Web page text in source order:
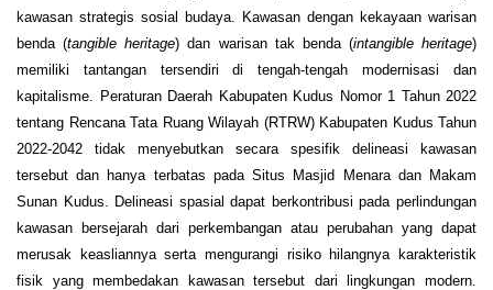
kawasan strategis sosial budaya. Kawasan dengan kekayaan warisan
benda (tangible heritage) dan warisan tak benda (intangible heritage)
memiliki tantangan tersendiri di tengah-tengah modernisasi dan
kapitalisme. Peraturan Daerah Kabupaten Kudus Nomor 1 Tahun 2022
tentang Rencana Tata Ruang Wilayah (RTRW) Kabupaten Kudus Tahun
2022-2042 tidak menyebutkan secara spesifik delineasi kawasan
tersebut dan hanya terbatas pada Situs Masjid Menara dan Makam
Sunan Kudus. Delineasi spasial dapat berkontribusi pada perlindungan
kawasan bersejarah dari perkembangan atau perubahan yang dapat
merusak keasliannya serta mengurangi risiko hilangnya karakteristik
fisik yang membedakan kawasan tersebut dari lingkungan modern.